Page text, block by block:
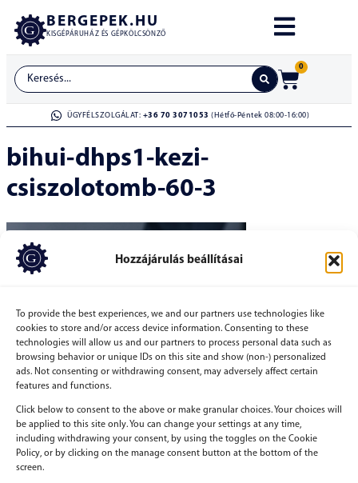
Hozzájárulás beállításai
To provide the best experiences, we and our partners use technologies like
cookies to store and/or access device information. Consenting to these
technologies will allow us and our partners to process personal data such as
browsing behavior or unique IDs on this site and show (non-) personalized
ads. Not consenting or withdrawing consent, may adversely affect certain
features and functions.
Click below to consent to the above or make granular choices. Your choices will
be applied to this site only. You can change your settings at any time,
including withdrawing your consent, by using the toggles on the Cookie
Policy, or by clicking on the manage consent button at the bottom of the
screen.
BERGEPEK.HU
KISGÉPÁRUHÁZ ÉS GÉPKÖLCSÖNZŐ
0
ÜGYFÉLSZOLGÁLAT: +36 70 3071053 (Hétfő-Péntek 08:00-16:00)
bihui-dhps1-kezi-
csiszolotomb-60-3